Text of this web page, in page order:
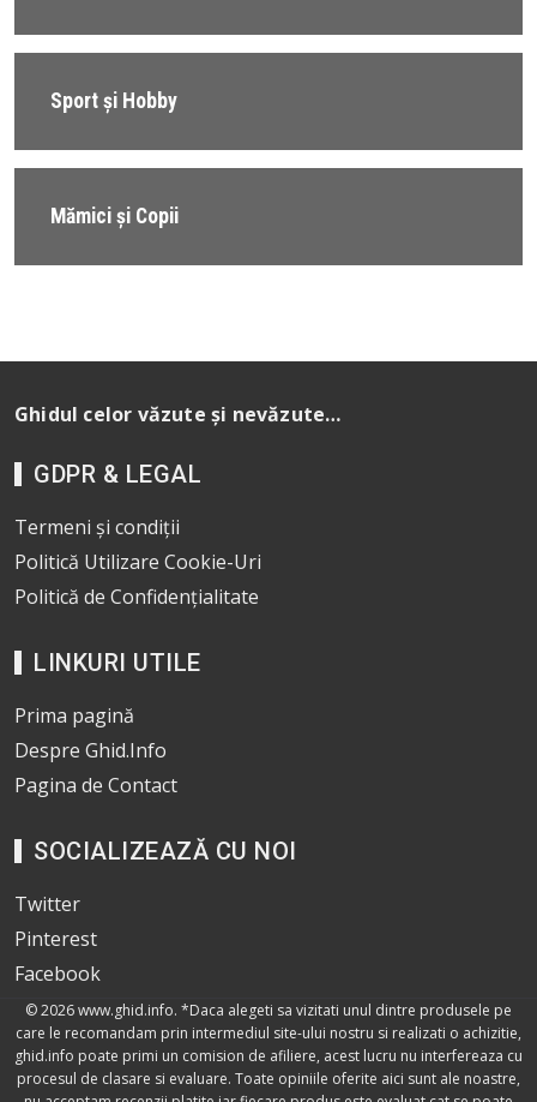
Sport și Hobby
Mămici și Copii
Ghidul celor văzute și nevăzute…
GDPR & LEGAL
Termeni și condiții
Politică Utilizare Cookie-Uri
Politică de Confidențialitate
LINKURI UTILE
Prima pagină
Despre Ghid.Info
Pagina de Contact
SOCIALIZEAZĂ CU NOI
Twitter
Pinterest
Facebook
© 2026www.ghid.info. *Daca alegeti sa vizitati unul dintre produsele pe
care le recomandam prin intermediul site-ului nostru si realizati o achizitie,
ghid.info poate primi un comision de afiliere, acest lucru nu interfereaza cu
procesul de clasare si evaluare. Toate opiniile oferite aici sunt ale noastre,